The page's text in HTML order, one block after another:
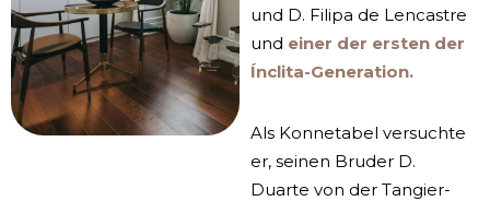
und D. Filipa de Lencastre
und einer der ersten der
Ínclita-Generation.
Als Konnetabel versuchte
er, seinen Bruder D.
Duarte von der Tangier-